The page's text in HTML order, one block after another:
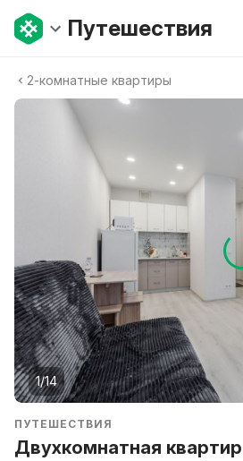
Путешествия
2-комнатные квартиры
1/14
ПУТЕШЕСТВИЯ
Двухкомнатная